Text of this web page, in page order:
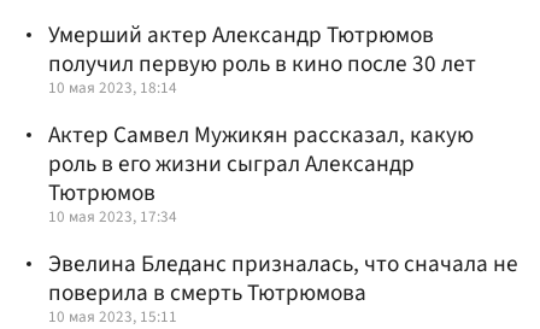
Умерший актер Александр Тютрюмов
получил первую роль в кино после 30 лет
10 мая 2023, 18:14
Актер Самвел Мужикян рассказал, какую
роль в его жизни сыграл Александр
Тютрюмов
10 мая 2023, 17:34
Эвелина Бледанс призналась, что сначала не
поверила в смерть Тютрюмова
10 мая 2023, 15:11